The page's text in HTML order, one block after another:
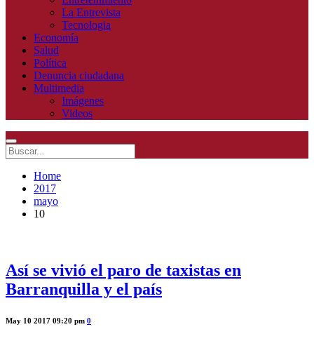
La Entrevista
Tecnologia
Economía
Salud
Política
Denuncia ciudadana
Multimedia
Imágenes
Videos
Home
2017
mayo
10
Así se vivió el paro de taxistas en
Barranquilla y el país
May 10 2017 09:20 pm 0